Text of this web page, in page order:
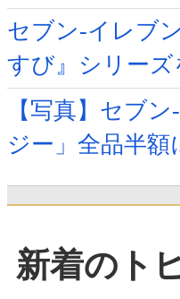
セブン-イレブ
すび』シリーズ
【写真】セブ
ジー」全品半額
新着のト